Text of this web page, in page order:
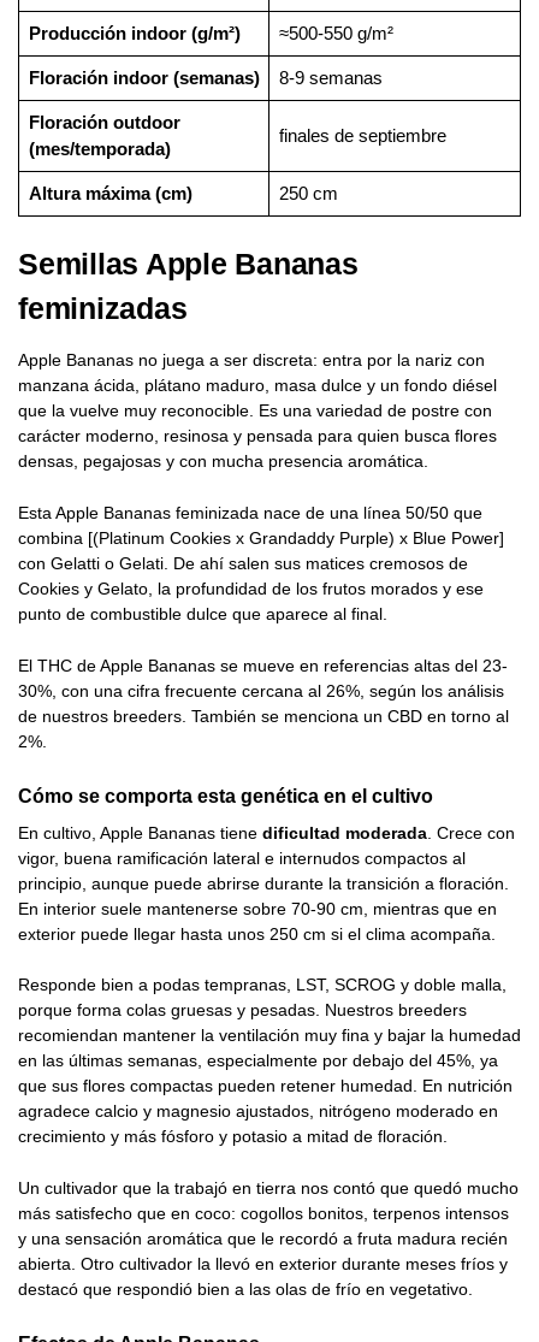
Producción indoor (g/m²) ≈500-550 g/m²
Floración indoor (semanas) 8-9 semanas
Floración outdoor
(mes/temporada)
finales de septiembre
Altura máxima (cm) 250 cm
Semillas Apple Bananas
feminizadas
Apple Bananas no juega a ser discreta: entra por la nariz con
manzana ácida, plátano maduro, masa dulce y un fondo diésel
que la vuelve muy reconocible. Es una variedad de postre con
carácter moderno, resinosa y pensada para quien busca flores
densas, pegajosas y con mucha presencia aromática.
Esta Apple Bananas feminizada nace de una línea 50/50 que
combina [(Platinum Cookies x Grandaddy Purple) x Blue Power]
con Gelatti o Gelati. De ahí salen sus matices cremosos de
Cookies y Gelato, la profundidad de los frutos morados y ese
punto de combustible dulce que aparece al final.
El THC de Apple Bananas se mueve en referencias altas del 23-
30%, con una cifra frecuente cercana al 26%, según los análisis
de nuestros breeders. También se menciona un CBD en torno al
2%.
Cómo se comporta esta genética en el cultivo
En cultivo, Apple Bananas tiene dificultad moderada . Crece con
vigor, buena ramificación lateral e internudos compactos al
principio, aunque puede abrirse durante la transición a floración.
En interior suele mantenerse sobre 70-90 cm, mientras que en
exterior puede llegar hasta unos 250 cm si el clima acompaña.
Responde bien a podas tempranas, LST, SCROG y doble malla,
porque forma colas gruesas y pesadas. Nuestros breeders
recomiendan mantener la ventilación muy fina y bajar la humedad
en las últimas semanas, especialmente por debajo del 45%, ya
que sus flores compactas pueden retener humedad. En nutrición
agradece calcio y magnesio ajustados, nitrógeno moderado en
crecimiento y más fósforo y potasio a mitad de floración.
Un cultivador que la trabajó en tierra nos contó que quedó mucho
más satisfecho que en coco: cogollos bonitos, terpenos intensos
y una sensación aromática que le recordó a fruta madura recién
abierta. Otro cultivador la llevó en exterior durante meses fríos y
destacó que respondió bien a las olas de frío en vegetativo.